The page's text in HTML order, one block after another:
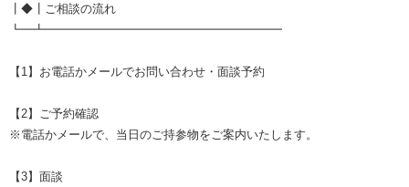
┃◆┃ご相談の流れ
┗━┻━━━━━━━━━━━━━━━━━━━━
【1】お電話かメールでお問い合わせ・面談予約
【2】ご予約確認
※電話かメールで、当日のご持参物をご案内いたします。
【3】面談